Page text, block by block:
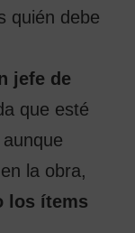
quién debe
jefe de
que esté
la obra,
los ítems